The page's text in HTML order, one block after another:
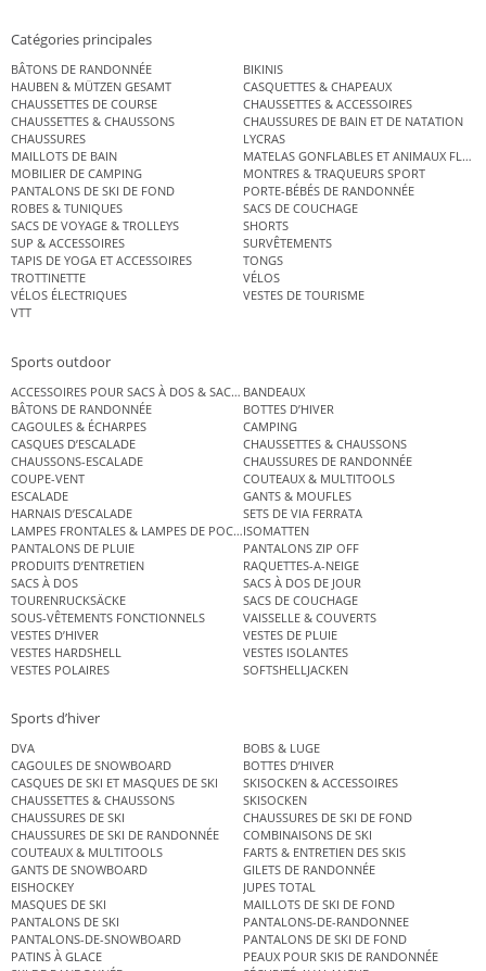
Catégories principales
BÂTONS DE RANDONNÉE
BIKINIS
HAUBEN & MÜTZEN GESAMT
CASQUETTES & CHAPEAUX
CHAUSSETTES DE COURSE
CHAUSSETTES & ACCESSOIRES
CHAUSSETTES & CHAUSSONS
CHAUSSURES DE BAIN ET DE NATATION
CHAUSSURES
LYCRAS
MAILLOTS DE BAIN
MATELAS GONFLABLES ET ANIMAUX
MOBILIER DE CAMPING
MONTRES & TRAQUEURS SPORT
PANTALONS DE SKI DE FOND
PORTE-BÉBÉS DE RANDONNÉE
ROBES & TUNIQUES
SACS DE COUCHAGE
SACS DE VOYAGE & TROLLEYS
SHORTS
SUP & ACCESSOIRES
SURVÊTEMENTS
TAPIS DE YOGA ET ACCESSOIRES
TONGS
TROTTINETTE
VÉLOS
VÉLOS ÉLECTRIQUES
VESTES DE TOURISME
VTT
Sports outdoor
ACCESSOIRES POUR SACS À DOS & SACS ÉTANCHES
BANDEAUX
BÂTONS DE RANDONNÉE
BOTTES D’HIVER
CAGOULES & ÉCHARPES
CAMPING
CASQUES D’ESCALADE
CHAUSSETTES & CHAUSSONS
CHAUSSONS-ESCALADE
CHAUSSURES DE RANDONNÉE
COUPE-VENT
COUTEAUX & MULTITOOLS
ESCALADE
GANTS & MOUFLES
HARNAIS D’ESCALADE
SETS DE VIA FERRATA
LAMPES FRONTALES & LAMPES DE POCHEISOMATTEN
PANTALONS DE PLUIE
PANTALONS ZIP OFF
PRODUITS D’ENTRETIEN
RAQUETTES-A-NEIGE
SACS À DOS
SACS À DOS DE JOUR
TOURENRUCKSÄCKE
SACS DE COUCHAGE
SOUS-VÊTEMENTS FONCTIONNELS
VAISSELLE & COUVERTS
VESTES D’HIVER
VESTES DE PLUIE
VESTES HARDSHELL
VESTES ISOLANTES
VESTES POLAIRES
SOFTSHELLJACKEN
Sports d’hiver
DVA
BOBS & LUGE
CAGOULES DE SNOWBOARD
BOTTES D’HIVER
CASQUES DE SKI ET MASQUES DE SKI
SKISOCKEN & ACCESSOIRES
CHAUSSETTES & CHAUSSONS
SKISOCKEN
CHAUSSURES DE SKI
CHAUSSURES DE SKI DE FOND
CHAUSSURES DE SKI DE RANDONNÉE
COMBINAISONS DE SKI
COUTEAUX & MULTITOOLS
FARTS & ENTRETIEN DES SKIS
GANTS DE SNOWBOARD
GILETS DE RANDONNÉE
EISHOCKEY
JUPES TOTAL
MASQUES DE SKI
MAILLOTS DE SKI DE FOND
PANTALONS DE SKI
PANTALONS-DE-RANDONNEE
PANTALONS-DE-SNOWBOARD
PANTALONS DE SKI DE FOND
PATINS À GLACE
PEAUX POUR SKIS DE RANDONNÉE